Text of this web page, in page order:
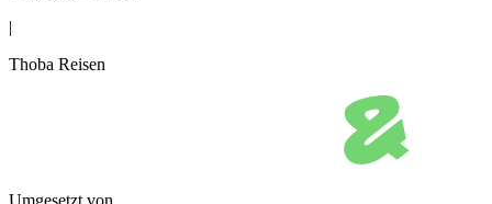
|
Thoba Reisen
Umgesetzt von